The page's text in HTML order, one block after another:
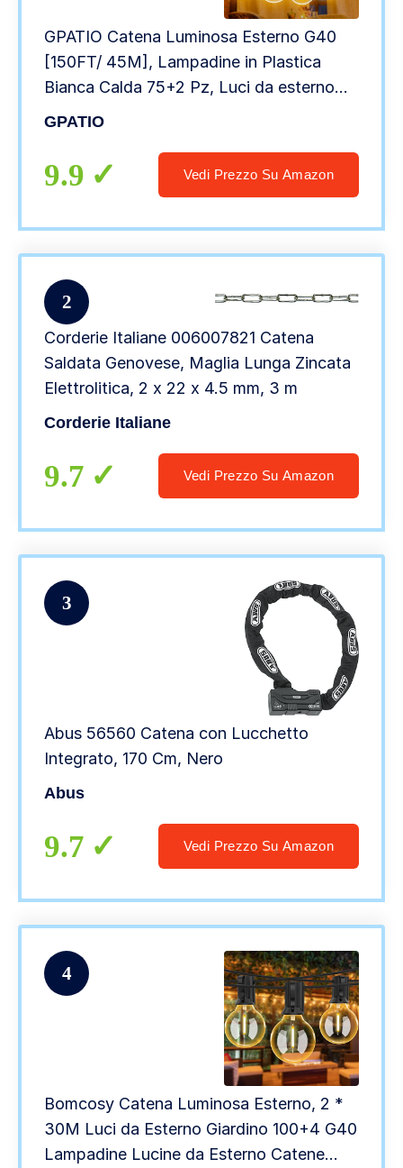
GPATIO Catena Luminosa Esterno G40
[150FT/ 45M], Lampadine in Plastica
Bianca Calda 75+2 Pz, Luci da esterno
giardino Impermeabile per Feste in
Vacanze ecc.
GPATIO
9.9 Vedi Prezzo Su Amazon
2
Corderie Italiane 006007821 Catena
Saldata Genovese, Maglia Lunga Zincata
Elettrolitica, 2 x 22 x 4.5 mm, 3 m
Corderie Italiane
9.7 Vedi Prezzo Su Amazon
3
Abus 56560 Catena con Lucchetto
Integrato, 170 Cm, Nero
Abus
9.7 Vedi Prezzo Su Amazon
4
Bomcosy Catena Luminosa Esterno, 2 *
30M Luci da Esterno Giardino 100+4 G40
Lampadine Lucine da Esterno Catene